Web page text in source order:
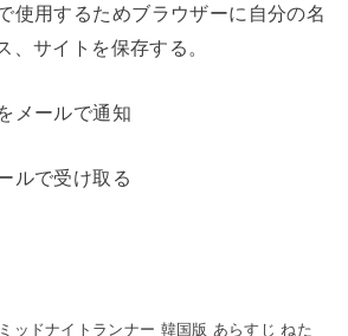
使用するためブラウザーに自分の名
、サイトを保存する。
メールで通知
ルで受け取る
ッドナイトランナー 韓国版 あらすじ ねた